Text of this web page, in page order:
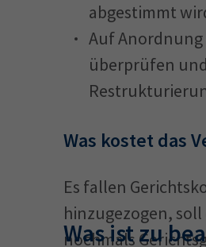
abgestimmt
Auf Anordnung
überprüfen
Was kostet das
Es fallen
hinzugezogen,
nochmals
Was ist zu